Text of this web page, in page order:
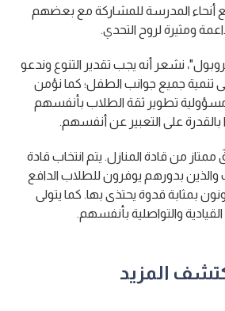
المدرسة للمشاركة مع بعضهم
ومثيرة لروح التحدي.
نشعر أنه يجب تقدير التنوع وندعو
تنمية جميع جوانب الطفل؛ كما نؤمن
تطوير ثقة الطلاب بأنفسهم
على التعبير عن أنفسهم.
من قادة المنازل. يتم انتخاب قادة
بدورهم يوفرون للطلاب الدافع
بمثابة قدوة يحتذى بها. كما يتولى
والتواصلية بأنفسهم.
المزيد